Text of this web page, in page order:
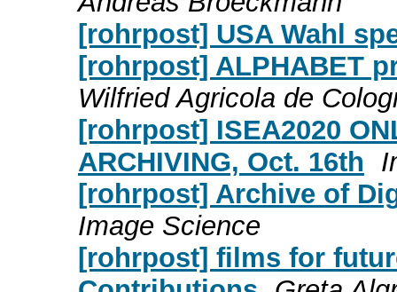
[rohrpost] USA Wahl
[rohrpost] ALPHABET
Wilfried Agricola de
[rohrpost] ISEA2020
ARCHIVING, Oct. 16th
[rohrpost] Archive of
Image Science
[rohrpost] films for